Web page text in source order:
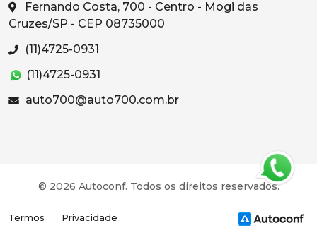
Fernando Costa, 700 - Centro - Mogi das
Cruzes/SP - CEP 08735000
(11)4725-0931
(11)4725-0931
auto700@auto700.com.br
© 2026 Autoconf. Todos os direitos reservados.
Termos Privacidade